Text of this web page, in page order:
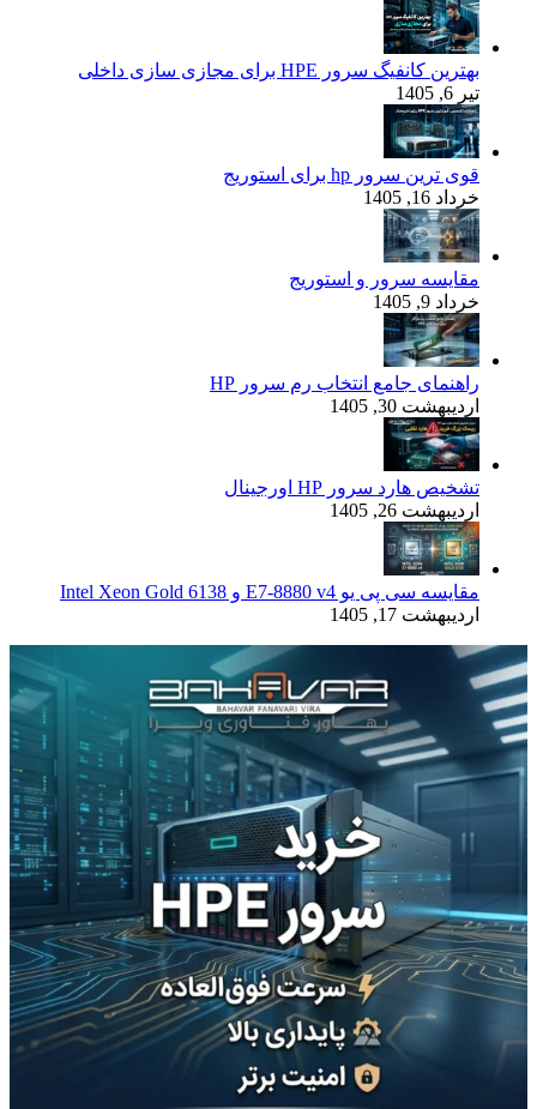
بهترین کانفیگ‌ سرور HPE برای مجازی‌ سازی داخلی
تیر 6, 1405
قوی‌ ترین سرور hp برای استوریج
خرداد 16, 1405
مقایسه سرور و استوریج
خرداد 9, 1405
راهنمای جامع انتخاب رم سرور HP
اردیبهشت 30, 1405
تشخیص هارد سرور HP اورجینال
اردیبهشت 26, 1405
مقایسه سی پی یو E7-8880 v4 و Intel Xeon Gold 6138
اردیبهشت 17, 1405